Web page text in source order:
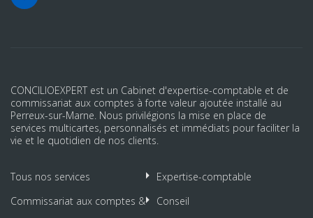
CONCILIOEXPERT est un Cabinet d'expertise-comptable et de
commissariat aux comptes à forte valeur ajoutée installé au
Perreux-sur-Marne. Nous privilégions la mise en place de
services multicartes, personnalisés et immédiats pour faciliter la
vie et le quotidien de nos clients.
Tous nos services
Expertise-comptable
Commissariat aux comptes &
Conseil